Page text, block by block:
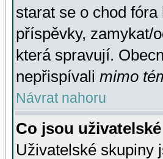
starat se o chod
příspěvky, zamykat/
která spravují.
nepřispívali mimo
Návrat nahoru
Co jsou
Uživatelské skupiny